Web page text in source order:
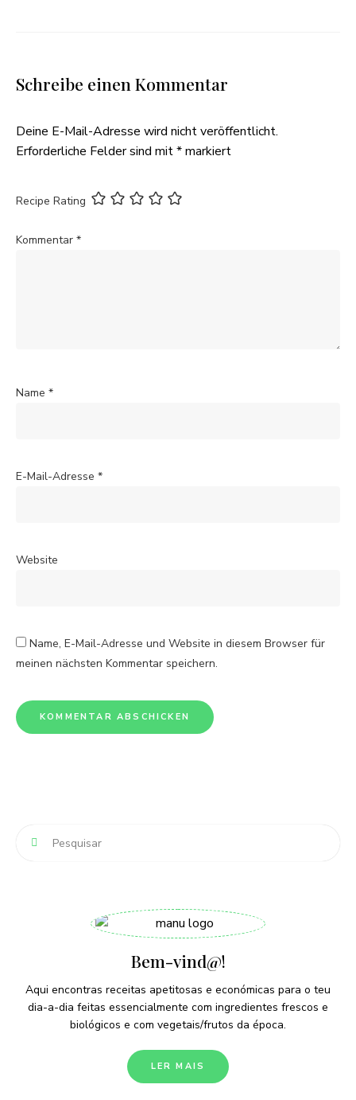
Schreibe einen Kommentar
Deine E-Mail-Adresse wird nicht veröffentlicht.
Erforderliche Felder sind mit*markiert
Recipe Rating
Kommentar *
Name *
E-Mail-Adresse *
Website
Name, E-Mail-Adresse und Website in diesem Browser für
meinen nächsten Kommentar speichern.
Bem-vind@!
Aqui encontras receitas apetitosas e económicas para o teu
dia-a-dia feitas essencialmente com ingredientes frescos e
biológicos e com vegetais/frutos da época.
LER MAIS